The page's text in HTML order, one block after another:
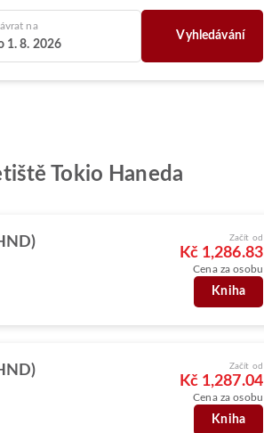
na
1. 8. 2026
Vyhledávání
Tokio Haneda
Začít od
Kč 1,286.83
Cena za osobu
Kniha
Začít od
Kč 1,287.04
Cena za osobu
Kniha